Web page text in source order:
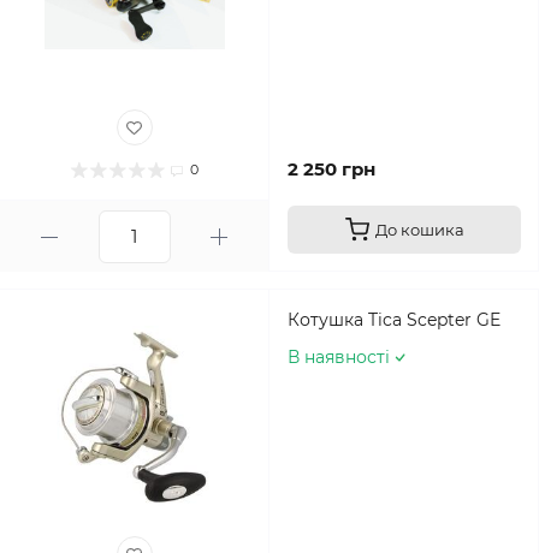
0 2 250 грн
До кошика
Котушка Tica Scepter GE
В наявності